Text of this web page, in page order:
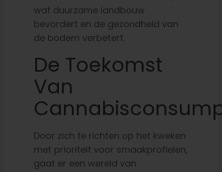
wat duurzame landbouw
bevordert en de gezondheid van
de bodem verbetert.
De Toekomst
Van
Door zich te richten op het kweken
met prioriteit voor smaakprofielen,
gaat er een wereld van